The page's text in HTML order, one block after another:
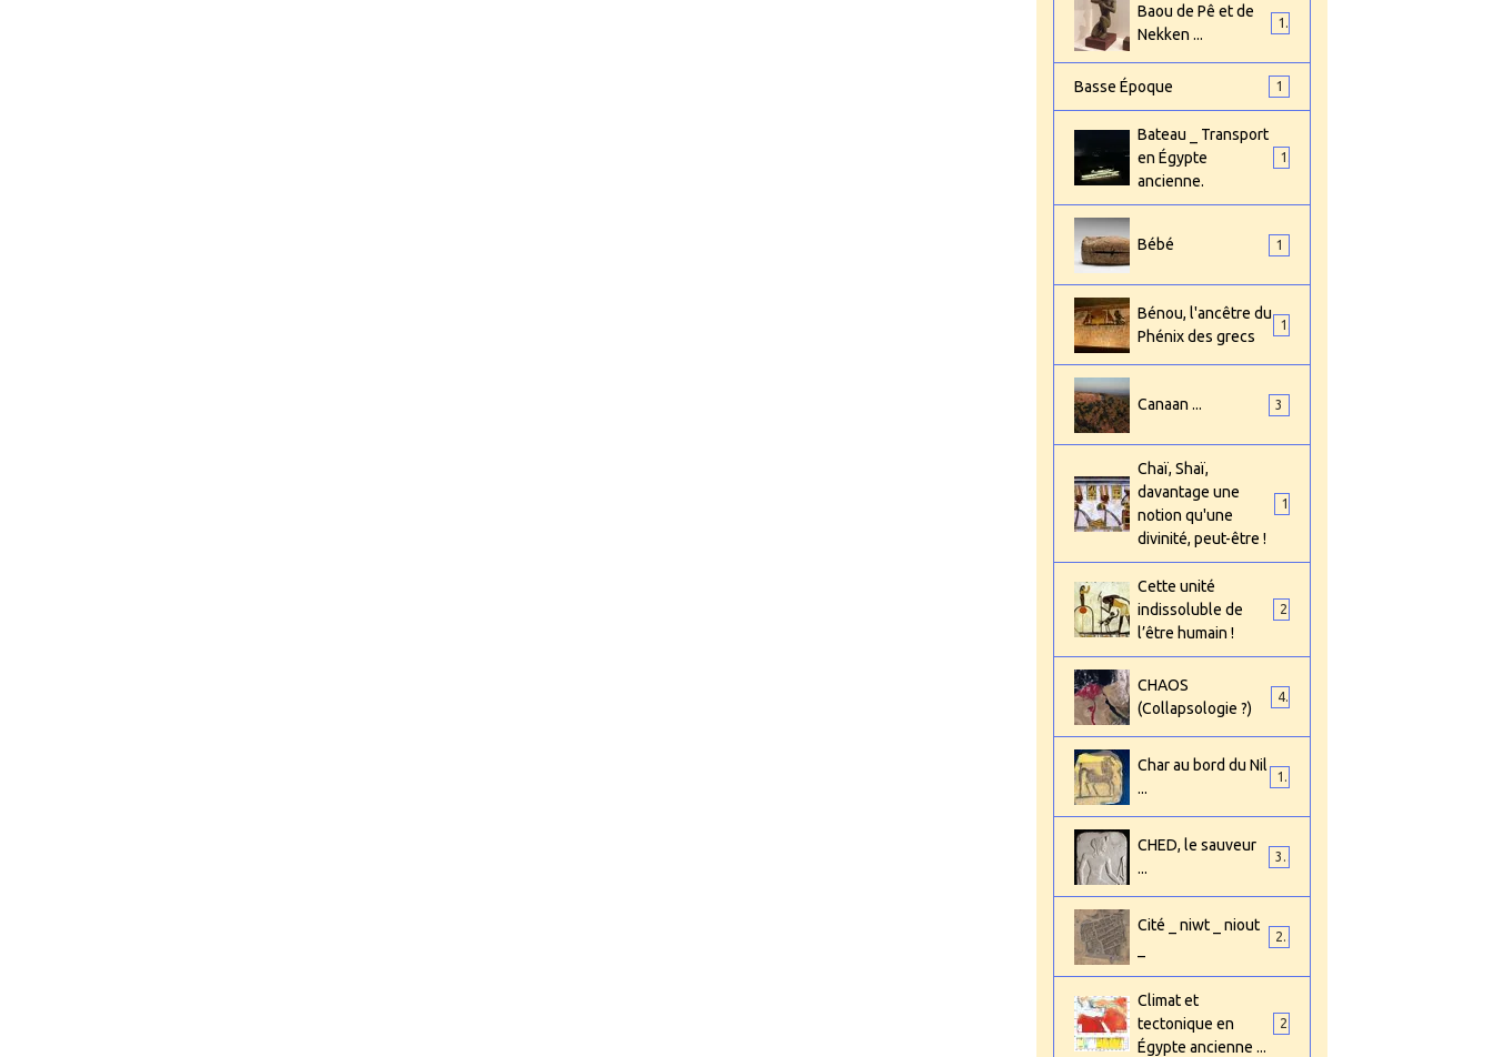
Baou de Pê et de
Nekken ...
1
Basse Époque 1
Bateau _ Transport
en Égypte
ancienne.
Bébé 1
Bénou, l'ancêtre du
Phénix des grecs
Canaan ... 3
Chaï, Shaï,
davantage une
notion qu'une
divinité, peut-être !
Cette unité
indissoluble de
l’être humain !
CHAOS
(Collapsologie ?)
4
Char au bord du Nil
...
1
CHED, le sauveur
...
3
Cité _ niwt _ niout
2
Climat et
tectonique en
Égypte ancienne ...